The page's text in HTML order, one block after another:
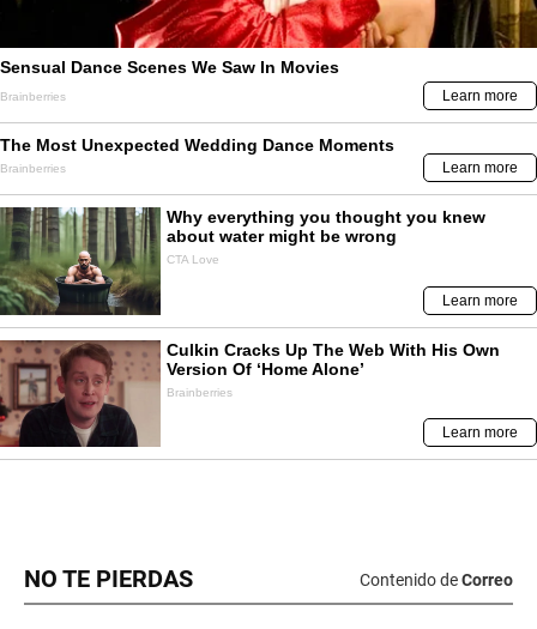
NO TE PIERDAS Contenido deCorreo